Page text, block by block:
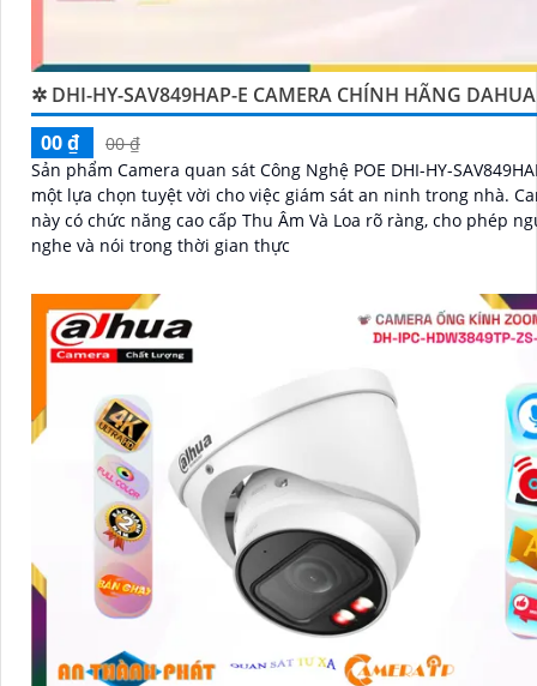
✲ DHI-HY-SAV849HAP-E CAMERA CHÍNH HÃNG DAHUA
00 ₫
00 ₫
Sản phẩm Camera quan sát Công Nghệ POE DHI-HY-
một lựa chọn tuyệt vời cho việc giám sát an ninh trong nhà. Camera
này có chức năng cao cấp Thu Âm Và Loa rõ ràng, cho phép
nghe và nói trong thời gian thực